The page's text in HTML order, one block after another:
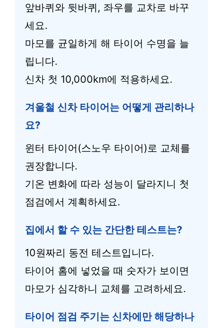
앞바퀴와 뒷바퀴, 좌우를 교차로 바꾸
세요.
마모를 균일하게 해 타이어 수명을 늘
립니다.
신차 첫 10,000km에 적용하세요.
겨울철 신차 타이어는 어떻게 관리하나
요?
윈터 타이어(스노우 타이어)로 교체를
권장합니다.
기온 변화에 따라 성능이 달라지니 첫
점검에서 계획하세요.
집에서 할 수 있는 간단한 테스트는?
10원짜리 동전 테스트입니다.
타이어 홈에 넣었을 때 숫자가 보이면
마모가 심각하니 교체를 고려하세요.
타이어 점검 주기는 신차에만 해당하나